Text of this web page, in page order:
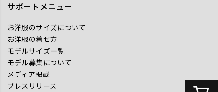
サポートメニュー
お洋服のサイズについて
お洋服の着せ方
モデルサイズ一覧
モデル募集について
メディア掲載
プレスリリース